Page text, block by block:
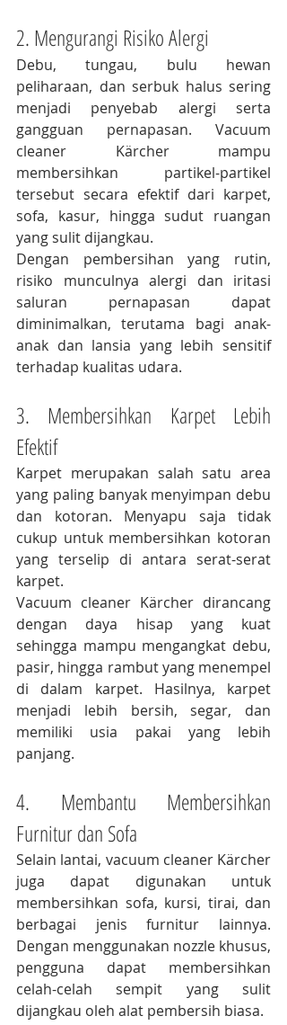
2. Mengurangi Risiko Alergi
Debu, tungau, bulu hewan
peliharaan, dan serbuk halus sering
menjadi penyebab alergi serta
gangguan pernapasan. Vacuum
cleaner Kärcher mampu
membersihkan partikel-partikel
tersebut secara efektif dari karpet,
sofa, kasur, hingga sudut ruangan
yang sulit dijangkau.
Dengan pembersihan yang rutin,
risiko munculnya alergi dan iritasi
saluran pernapasan dapat
diminimalkan, terutama bagi anak-
anak dan lansia yang lebih sensitif
terhadap kualitas udara.
3. Membersihkan Karpet Lebih
Efektif
Karpet merupakan salah satu area
yang paling banyak menyimpan debu
dan kotoran. Menyapu saja tidak
cukup untuk membersihkan kotoran
yang terselip di antara serat-serat
karpet.
Vacuum cleaner Kärcher dirancang
dengan daya hisap yang kuat
sehingga mampu mengangkat debu,
pasir, hingga rambut yang menempel
di dalam karpet. Hasilnya, karpet
menjadi lebih bersih, segar, dan
memiliki usia pakai yang lebih
panjang.
4. Membantu Membersihkan
Furnitur dan Sofa
Selain lantai, vacuum cleaner Kärcher
juga dapat digunakan untuk
membersihkan sofa, kursi, tirai, dan
berbagai jenis furnitur lainnya.
Dengan menggunakan nozzle khusus,
pengguna dapat membersihkan
celah-celah sempit yang sulit
dijangkau oleh alat pembersih biasa.